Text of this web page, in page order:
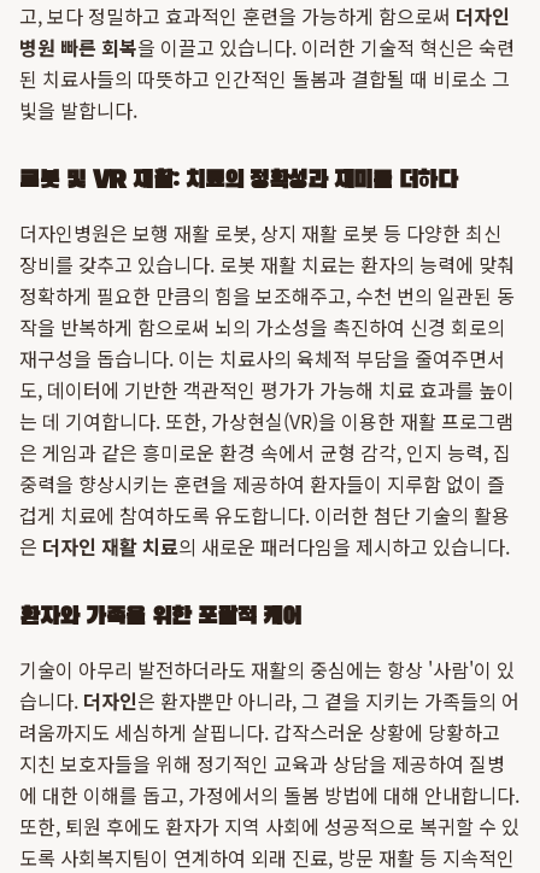
고, 보다 정밀하고 효과적인 훈련을 가능하게 함으로써 더자인
병원 빠른 회복을 이끌고 있습니다. 이러한 기술적 혁신은 숙련
된 치료사들의 따뜻하고 인간적인 돌봄과 결합될 때 비로소 그
빛을 발합니다.
로봇 및 VR 재활: 치료의 정확성과 재미를 더하다
더자인병원은 보행 재활 로봇, 상지 재활 로봇 등 다양한 최신
장비를 갖추고 있습니다. 로봇 재활 치료는 환자의 능력에 맞춰
정확하게 필요한 만큼의 힘을 보조해주고, 수천 번의 일관된 동
작을 반복하게 함으로써 뇌의 가소성을 촉진하여 신경 회로의
재구성을 돕습니다. 이는 치료사의 육체적 부담을 줄여주면서
도, 데이터에 기반한 객관적인 평가가 가능해 치료 효과를 높이
는 데 기여합니다. 또한, 가상현실(VR)을 이용한 재활 프로그램
은 게임과 같은 흥미로운 환경 속에서 균형 감각, 인지 능력, 집
중력을 향상시키는 훈련을 제공하여 환자들이 지루함 없이 즐
겁게 치료에 참여하도록 유도합니다. 이러한 첨단 기술의 활용
은 더자인 재활 치료의 새로운 패러다임을 제시하고 있습니다.
환자와 가족을 위한 포괄적 케어
기술이 아무리 발전하더라도 재활의 중심에는 항상 '사람'이 있
습니다. 더자인은 환자뿐만 아니라, 그 곁을 지키는 가족들의 어
려움까지도 세심하게 살핍니다. 갑작스러운 상황에 당황하고
지친 보호자들을 위해 정기적인 교육과 상담을 제공하여 질병
에 대한 이해를 돕고, 가정에서의 돌봄 방법에 대해 안내합니다.
또한, 퇴원 후에도 환자가 지역 사회에 성공적으로 복귀할 수 있
도록 사회복지팀이 연계하여 외래 진료, 방문 재활 등 지속적인